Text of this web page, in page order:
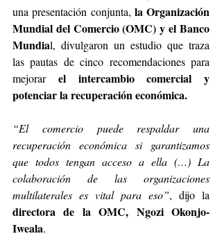
una presentación conjunta, la Organización
Mundial del Comercio (OMC) y el Banco
Mundial, divulgaron un estudio que traza
las pautas de cinco recomendaciones para
mejorar el intercambio comercial y
potenciar la recuperación económica.
“El comercio puede respaldar una
recuperación económica si garantizamos
que todos tengan acceso a ella (…) La
colaboración de las organizaciones
multilaterales es vital para eso”
directora de la OMC, Ngozi Okonjo-
Iweala.